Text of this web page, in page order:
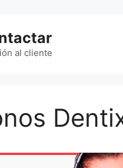
al cliente